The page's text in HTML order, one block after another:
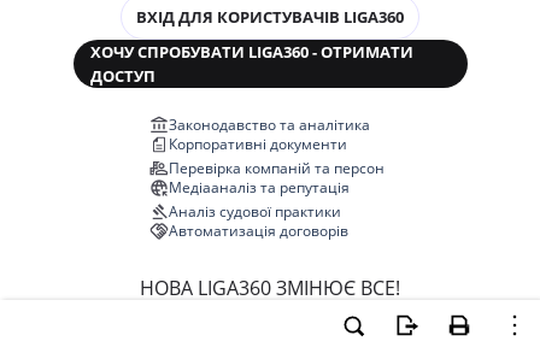
ВХІД ДЛЯ КОРИСТУВАЧІВ LIGA360
ХОЧУ СПРОБУВАТИ LIGA360 - ОТРИМАТИ
ДОСТУП
Законодавство та аналітика
Корпоративні документи
Перевірка компаній та персон
Медіааналіз та репутація
Аналіз судової практики
Автоматизація договорів
НОВА LIGA360 ЗМІНЮЄ ВСЕ!